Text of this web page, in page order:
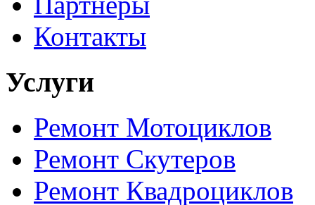
Контакты
Услуги
Ремонт Мотоциклов
Ремонт Скутеров
Ремонт Квадроциклов